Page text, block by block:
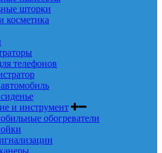
шторки
косметика
телефонов
и инструмент
обогреватели